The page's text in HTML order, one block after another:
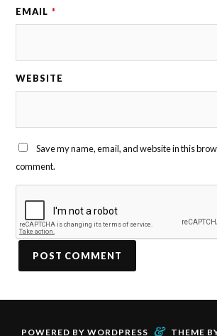
EMAIL *
WEBSITE
Save my name, email, and website in this
comment.
POWERED BY WORDPRESS & THEME